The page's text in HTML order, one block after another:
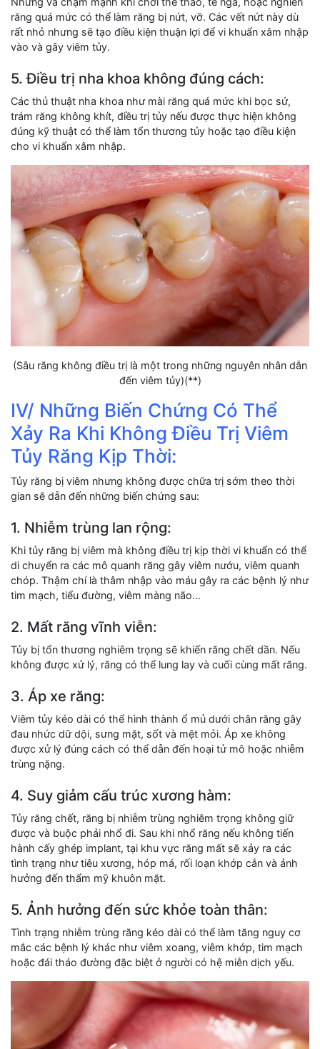
răng quá mức có thể làm răng bị nứt, vỡ. Các vết nứt này dù
rất nhỏ nhưng sẽ tạo điều kiện thuận lợi để vi khuẩn xâm nhập
vào và gây viêm tủy.
5. Điều trị nha khoa không đúng cách:
Các thủ thuật nha khoa như mài răng quá mức khi bọc sứ,
trám răng không khít, điều trị tủy nếu được thực hiện không
đúng kỹ thuật có thể làm tổn thương tủy hoặc tạo điều kiện
cho vi khuẩn xâm nhập.
(Sâu răng không điều trị là một trong những nguyên nhân dẫn
đến viêm tủy)(**)
IV/ Những Biến Chứng Có Thể
Xảy Ra Khi Không Điều Trị Viêm
Tủy Răng Kịp Thời:
Tủy răng bị viêm nhưng không được chữa trị sớm theo thời
gian sẽ dẫn đến những biến chứng sau:
1. Nhiễm trùng lan rộng:
Khi tủy răng bị viêm mà không điều trị kịp thời vi khuẩn có thể
di chuyển ra các mô quanh răng gây viêm nướu, viêm quanh
chóp. Thậm chí là thâm nhập vào máu gây ra các bệnh lý như
tim mạch, tiểu đường, viêm màng não…
2. Mất răng vĩnh viễn:
Tủy bị tổn thương nghiêm trọng sẽ khiến răng chết dần. Nếu
không được xử lý, răng có thể lung lay và cuối cùng mất răng.
3. Áp xe răng:
Viêm tủy kéo dài có thể hình thành ổ mủ dưới chân răng gây
đau nhức dữ dội, sưng mặt, sốt và mệt mỏi. Áp xe không
được xử lý đúng cách có thể dẫn đến hoại tử mô hoặc nhiễm
trùng nặng.
4. Suy giảm cấu trúc xương hàm:
Tủy răng chết, răng bị nhiễm trùng nghiêm trọng không giữ
được và buộc phải nhổ đi. Sau khi nhổ răng nếu không tiến
hành cấy ghép implant, tại khu vực răng mất sẽ xảy ra các
tình trạng như tiêu xương, hóp má, rối loạn khớp cắn và ảnh
hưởng đến thẩm mỹ khuôn mặt.
5. Ảnh hưởng đến sức khỏe toàn thân:
Tình trạng nhiễm trùng răng kéo dài có thể làm tăng nguy cơ
mắc các bệnh lý khác như viêm xoang, viêm khớp, tim mạch
hoặc đái tháo đường đặc biệt ở người có hệ miễn dịch yếu.